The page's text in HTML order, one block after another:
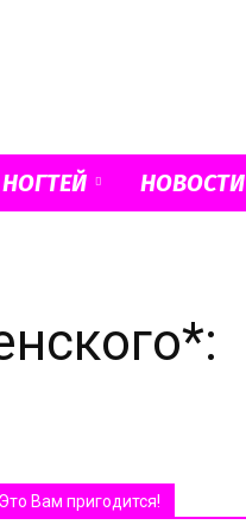
НОВОСТИ
Это Вам пригодится!